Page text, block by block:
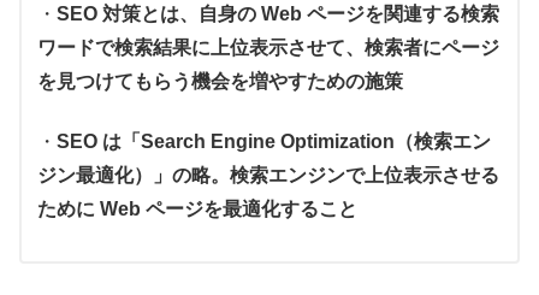
・ SEO 対策とは、自身の Web ページを関連する検索
ワードで検索結果に上位表示させて、検索者にページ
を見つけてもらう機会を増やすための施策
・ SEO は「Search Engine Optimization（検索エン
ジン最適化）」の略。検索エンジンで上位表示させる
ために Web ページを最適化すること